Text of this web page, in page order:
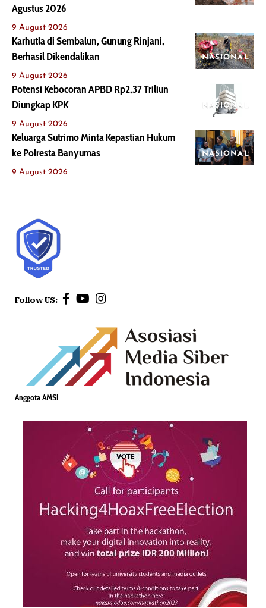
Agustus 2026
9 August 2026
NASIONAL
Karhutla di Sembalun, Gunung Rinjani,
Berhasil Dikendalikan
9 August 2026
NASIONAL
Potensi Kebocoran APBD Rp2,37 Triliun
Diungkap KPK
9 August 2026
NASIONAL
Keluarga Sutrimo Minta Kepastian Hukum
ke Polresta Banyumas
9 August 2026
Follow US:
Anggota AMSI